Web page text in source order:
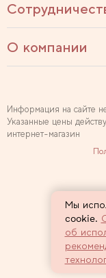
О компании
Информация на сайте
Указанные цены
интернет-магазин
Мы
cookie.
об